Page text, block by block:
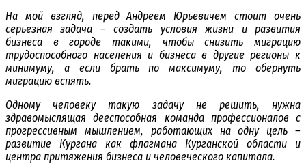
На мой взгляд, перед Андреем Юрьевичем стоит очень
серьезная задача – создать условия жизни и развития
бизнеса в городе такими, чтобы снизить миграцию
трудоспособного населения и бизнеса в другие регионы к
минимуму, а если брать по максимуму, то обернуть
миграцию вспять.
Одному человеку такую задачу не решить, нужна
здравомыслящая дееспособная команда профессионалов с
прогрессивным мышлением, работающих на одну цель –
развитие Кургана как флагмана Курганской области и
центра притяжения бизнеса и человеческого капитала.